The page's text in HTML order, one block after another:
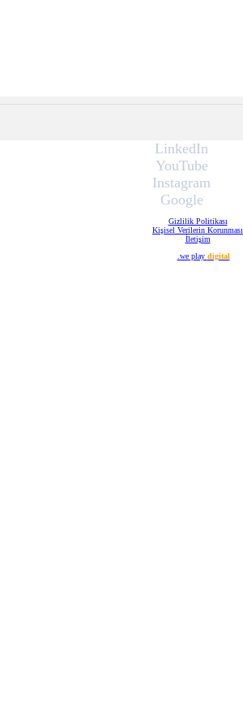
LinkedIn
YouTube
Instagram
Google
Gizlilik Politikası
Kişisel Verilerin Korunması
İletişim
.we play digital